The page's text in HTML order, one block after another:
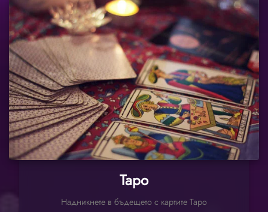
Таро
Надникнете в бъдещето с картите Таро